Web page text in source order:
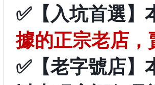
✅【入坑首選】
據的正宗老店
✅【老字號店